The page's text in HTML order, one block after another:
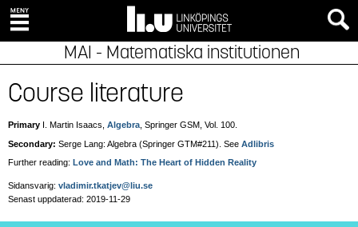
MAI - Matematiska institutionen
Course literature
Primary I. Martin Isaacs, Algebra , Springer GSM, Vol. 100.
Secondary: Serge Lang: Algebra (Springer GTM#211). See Adlibris
Further reading: Love and Math: The Heart of Hidden Reality
Sidansvarig: vladimir.tkatjev@liu.se
Senast uppdaterad: 2019-11-29